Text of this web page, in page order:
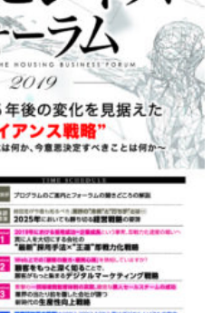
最新セミナー
い合わせ